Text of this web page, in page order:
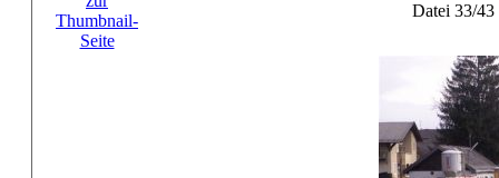
Datei 33/43